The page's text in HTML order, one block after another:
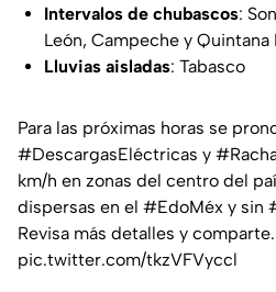
Intervalos de chubascos:
León, Campeche y Quintana
Lluvias aisladas: Tabasco
Para las próximas horas se
#DescargasEléctricas y
km/h en zonas del centro del
dispersas en el #EdoMéx y sin
Revisa más detalles y
pic.twitter.com/tkzVFVyccl